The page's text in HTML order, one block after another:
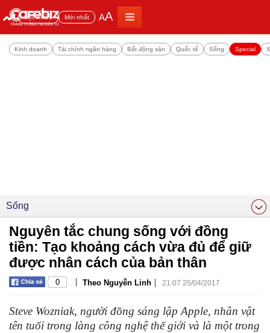
Đọc nhiều Mới nhất AA
Kinh doanh Tài chính ngân hàng Bất động sản Quốc tế Sống Special
Sống
Nguyên tắc chung sống với đồng
tiền: Tạo khoảng cách vừa đủ để giữ
được nhân cách của bản thân
0 | Theo Nguyễn Linh | 21:07 25/04/2017
Steve Wozniak, người đồng sáng lập Apple, nhân vật
tên tuổi trong làng công nghệ thế giới và là một trong